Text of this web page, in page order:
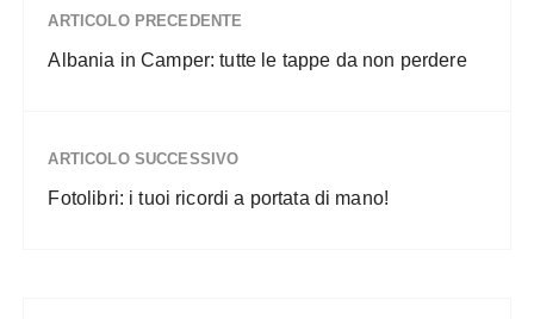
ARTICOLO PRECEDENTE
Albania in Camper: tutte le tappe da non perdere
ARTICOLO SUCCESSIVO
Fotolibri: i tuoi ricordi a portata di mano!